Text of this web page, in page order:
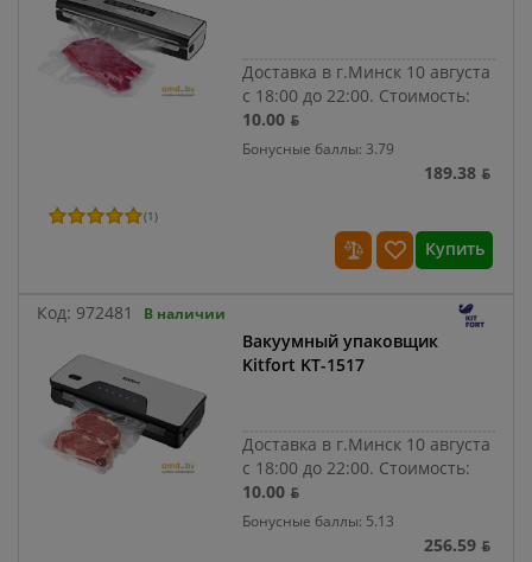
Доставка в г.Минск 10 августа
с 18:00 до 22:00. Стоимость:
10.00 ƃ
Бонусные баллы: 3.79
189.38 ƃ
(1)
Купить
Код: 972481 В наличии
Вакуумный упаковщик
Kitfort KT-1517
Доставка в г.Минск 10 августа
с 18:00 до 22:00. Стоимость:
10.00 ƃ
Бонусные баллы: 5.13
256.59 ƃ